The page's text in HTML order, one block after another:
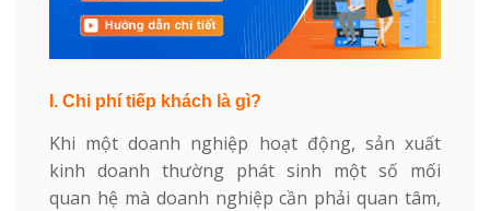
I. Chi phí tiếp khách là gì?
Khi một doanh nghiệp hoạt động, sản xuất
kinh doanh thường phát sinh một số mối
quan hệ mà doanh nghiệp cần phải quan tâm,